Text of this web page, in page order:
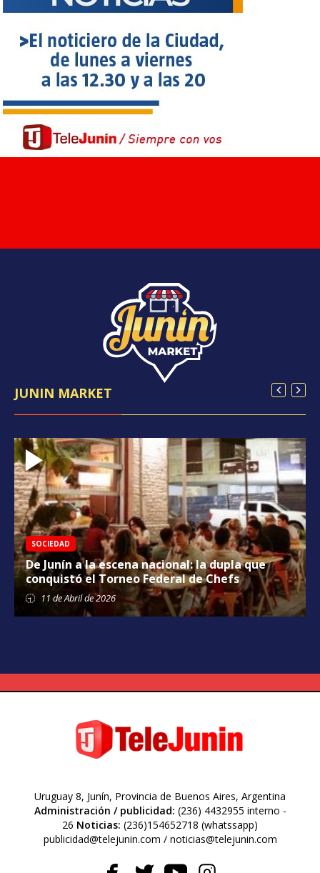
JUNIN MARKET
SOCIEDAD
De Junín a la escena nacional: la dupla que
conquistó el Torneo Federal de Chefs
11 deAbrilde 2026
Uruguay 8, Junín, Provincia de Buenos Aires, Argentina
Administración / publicidad: (236) 4432955 interno -
26 Noticias: (236)154652718 (whatssapp)
publicidad@telejunin.com / noticias@telejunin.com